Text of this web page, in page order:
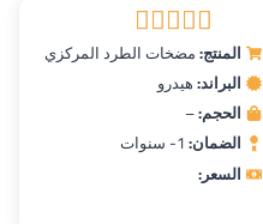
تم التقييم
5.00من 5
المنتج:مضخات الطرد المركزي
البراند:هيدرو
الحجم:–
الضمان:
السعر: